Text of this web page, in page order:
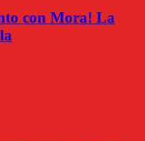
con Mora! La